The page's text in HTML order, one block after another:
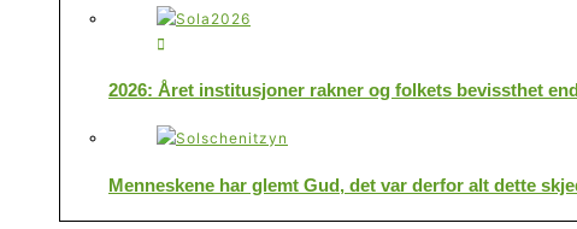
2026: Året institusjoner rakner og folkets bevissthet
Menneskene har glemt Gud, det var derfor alt dette